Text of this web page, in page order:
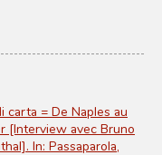
carta = De Naples au
[Interview avec Bruno
In: Passaparola,